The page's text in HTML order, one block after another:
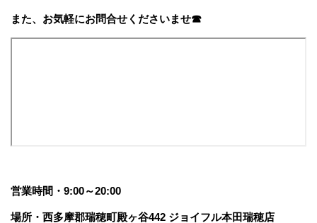
また、お気軽にお問合せくださいませ☎
営業時間・9:00～20:00
場所・西多摩郡瑞穂町殿ヶ谷442 ジョイフル本田瑞穂店